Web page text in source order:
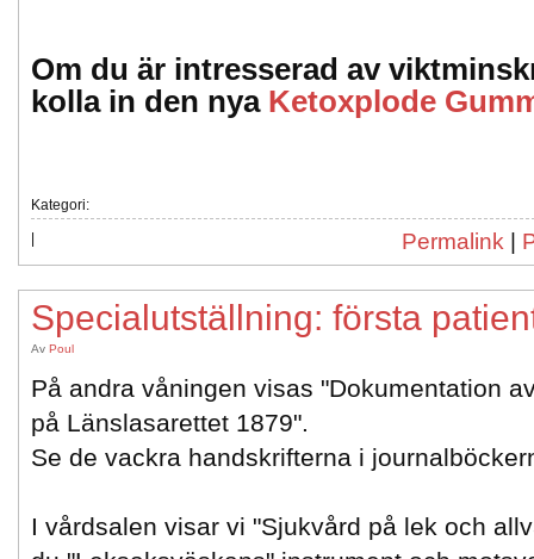
Om du är intresserad av
kolla in den nya Ketoxplode
Kategori:
Permalink |
Specialutställning: första
Av Poul
På andra våningen visas "Dokumentation
på Länslasarettet 1879".
Se de vackra handskrifterna i
I vårdsalen visar vi "Sjukvård på lek och